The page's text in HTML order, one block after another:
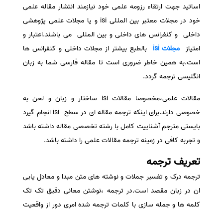
سفارش تولید محتوا
سفارش ترجمه همزمان
سفارش چکیده گرافیکی
سفارش تهیه کاورلتر
سفارش انگیزه‌نامه‌SOP
اساتید جهت ارتقاء رزومه علمی خود نیازمند انتشار مقاله علمی
خود در مجلات معتبر بین المللی isi و یا مجلات علمی پژوهشی
داخلی و کنفرانس های داخلی و بین المللی می باشند.اعتبار و
امتیاز مجلات isi
بالطبع بیشتر از مجلات داخلی و کنفرانس ها
است.به همین خاطر ضروری است تا مقاله فارسی شما به زبان
انگلیسی ترجمه گردد.
مقالات علمی،مخصوصا مقالات isi
ساختار و زبان و لحن به
خصوصی دارند.برای اینکه ترجمه مقاله ای در سطح isi انجام گیرد
بایستی مترجم آشناییت کامل با رشته تخصصی مقاله داشته باشد
و تجربه کافی در زمینه ترجمه مقالات علمی را داشته باشد.
تعریف ترجمه
ترجمه درک و تفسیر جملات و نوشته های متن مبدا و معادل یابی
ان در زبان مقصد است.در ترجمه ،نوشتن معانی دقیق تک تک
کلمه ها و جمله سازی با کلمات ترجمه شده امری دور از واقعیت